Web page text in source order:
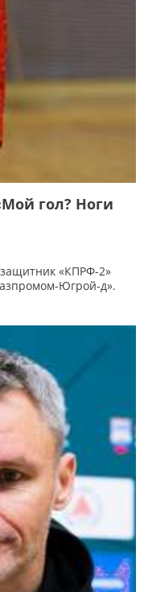
гол? Ноги
«КПРФ-2»
Югрой-д».